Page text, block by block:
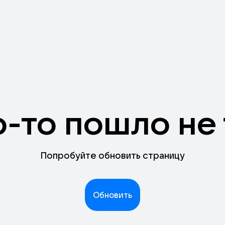
то пошло не
Попробуйте обновить страницу
Обновить